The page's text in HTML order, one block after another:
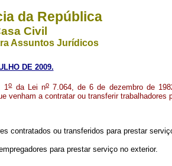
da República
Civil
Assuntos Jurídicos
DE 2009.
1oda Lei no7.064, de 6 de dezembro de
venham a contratar ou transferir trabalhadores
contratados ou transferidos para prestar
para prestar serviço no exterior.